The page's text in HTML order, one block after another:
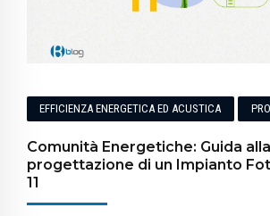
EFFICIENZA ENERGETICA ED ACUSTICA
Comunità Energetiche: Guida alla
progettazione di un Impianto
11